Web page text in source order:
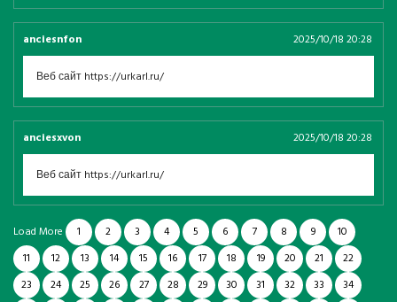
anciesnfon 2025/10/18 20:28
Веб сайт https://urkarl.ru/
anciesxvon 2025/10/18 20:28
Веб сайт https://urkarl.ru/
Load More 1 2 3 4 5 6 7 8 9
10
11
12 13 14 15 16 17 18 19 20 21
22
23
24 25 26 27 28 29 30 31 32 33
34